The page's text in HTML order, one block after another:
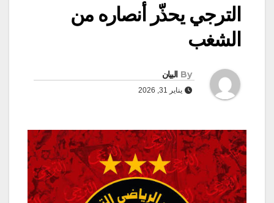
الترجي يحذّر أنصاره من
الشغب
By البيان
يناير 31, 2026